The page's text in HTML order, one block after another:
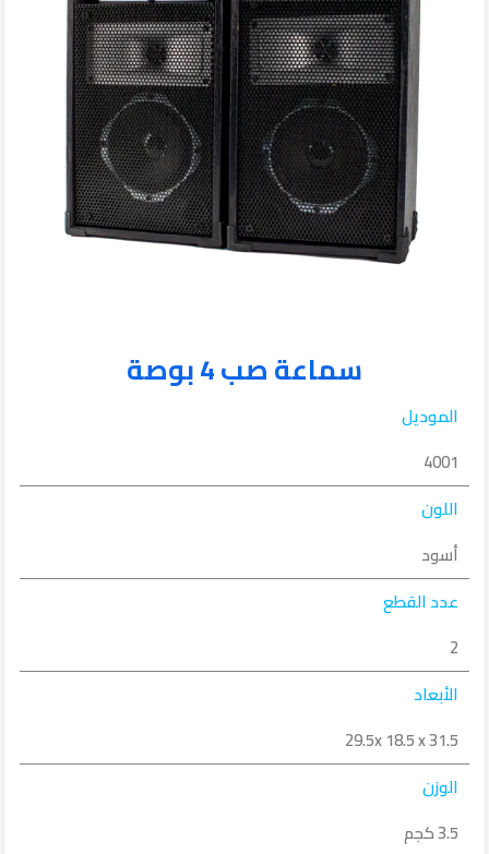
سماعة صب 4 بوصة
الموديل
4001
اللون
أسود
عدد القطع
2
الأبعاد
29.5x 18.5 x 31.5
الوزن
3.5 كجم